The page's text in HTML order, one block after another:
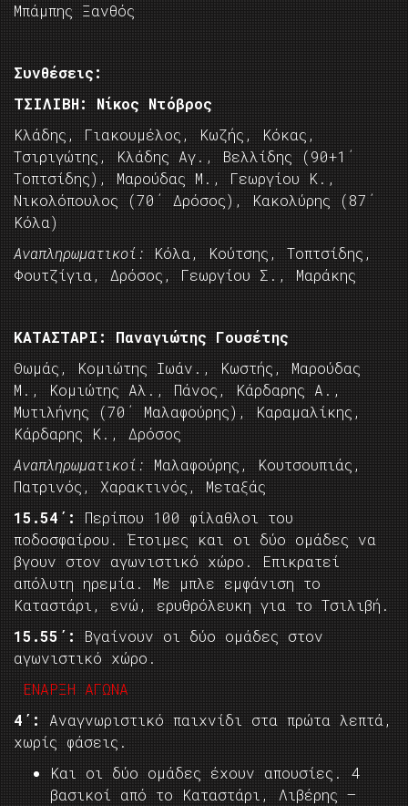
Μπάμπης Ξανθός
Συνθέσεις:
ΤΣΙΛΙΒΗ: Νίκος Ντόβρος
Κλάδης, Γιακουμέλος, Κωζής, Κόκας,
Τσιριγώτης, Κλάδης Αγ., Βελλίδης (90+1΄
Τοπτσίδης), Μαρούδας Μ., Γεωργίου Κ.,
Νικολόπουλος (70΄ Δρόσος), Κακολύρης (87΄
Κόλα)
Αναπληρωματικοί: Κόλα, Κούτσης, Τοπτσίδης,
Φουτζίγια, Δρόσος, Γεωργίου Σ., Μαράκης
ΚΑΤΑΣΤΑΡΙ: Παναγιώτης Γουσέτης
Θωμάς, Κομιώτης Ιωάν., Κωστής, Μαρούδας
Μ., Κομιώτης Αλ., Πάνος, Κάρδαρης Α.,
Μυτιλήνης (70΄ Μαλαφούρης), Καραμαλίκης,
Κάρδαρης Κ., Δρόσος
Αναπληρωματικοί: Μαλαφούρης, Κουτσουπιάς,
Πατρινός, Χαρακτινός, Μεταξάς
15.54΄:
Περίπου 100 φίλαθλοι του
ποδοσφαίρου. Έτοιμες και οι δύο ομάδες να
βγουν στον αγωνιστικό χώρο. Επικρατεί
απόλυτη ηρεμία. Με μπλε εμφάνιση το
Καταστάρι, ενώ, ερυθρόλευκη για το Τσιλιβή.
15.55΄:
Βγαίνουν οι δύο ομάδες στον
αγωνιστικό χώρο.
ΕΝΑΡΞΗ ΑΓΩΝΑ
4΄:
Αναγνωριστικό παιχνίδι στα πρώτα λεπτά,
χωρίς φάσεις.
Και οι δύο ομάδες έχουν απουσίες. 4
βασικοί από το Καταστάρι, Λιβέρης –